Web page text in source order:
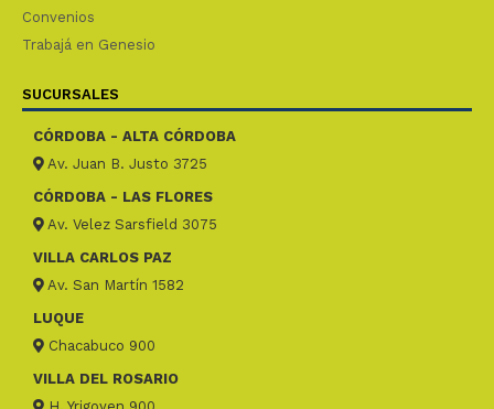
Convenios
Trabajá en Genesio
SUCURSALES
CÓRDOBA - ALTA CÓRDOBA
Av. Juan B. Justo 3725
CÓRDOBA - LAS FLORES
Av. Velez Sarsfield 3075
VILLA CARLOS PAZ
Av. San Martín 1582
LUQUE
Chacabuco 900
VILLA DEL ROSARIO